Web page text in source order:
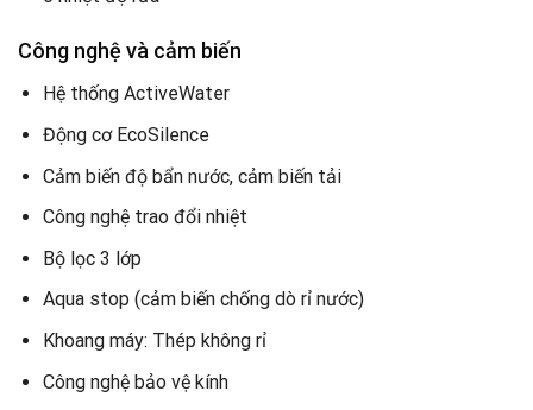
Công nghệ và cảm biến
Hệ thống ActiveWater
Động cơ EcoSilence
Cảm biến độ bẩn nước, cảm biến tải
Công nghệ trao đổi nhiệt
Bộ lọc 3 lớp
Aqua stop (cảm biến chống dò rỉ nước)
Khoang máy: Thép không rỉ
Công nghệ bảo vệ kính